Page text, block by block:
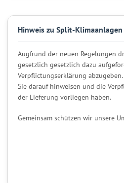
Hinweis zu Split-Klimaanlagen
Augfrund der neuen Regelungen
gesetzlich gesetzlich dazu
Verpflictungserklärung abzugeben.
Sie darauf hinweisen und die
der Lieferung vorliegen haben.
Gemeinsam schützen wir unsere